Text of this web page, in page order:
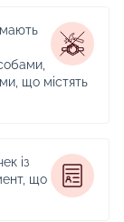
що містять
із
що